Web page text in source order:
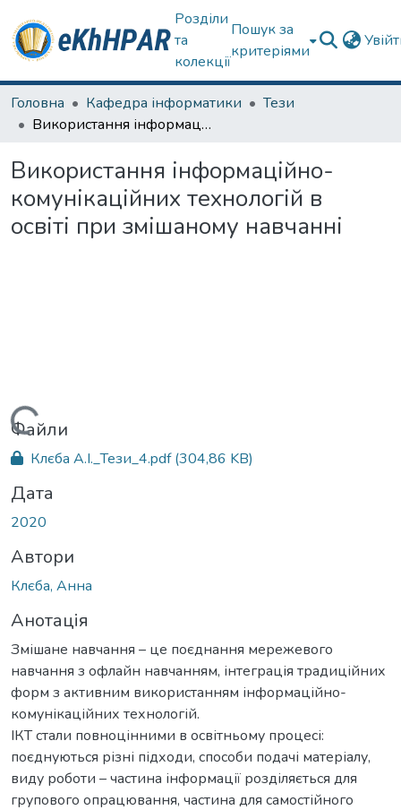
Розділи
та
колекції
Пошук за
критеріями
Головна Кафедра інформатики
Тези
Використання інформаційно-комунікаційних технологій в освіті при змішаному навчанні
Використання інформаційно-
комунікаційних технологій в
освіті при змішаному навчанні
Вантажиться...
Файли
Клєба А.І._Тези_4.pdf(304,86 KB)
Дата
2020
Автори
Клєба, Анна
Анотація
Змішане навчання – це поєднання мережевого
навчання з офлайн навчанням, інтеграція традиційних
форм з активним використанням інформаційно-
комунікаційних технологій.
ІКТ стали повноцінними в освітньому процесі:
поєднуються різні підходи, способи подачі матеріалу,
виду роботи – частина інформації розділяється для
групового опрацювання, частина для самостійного